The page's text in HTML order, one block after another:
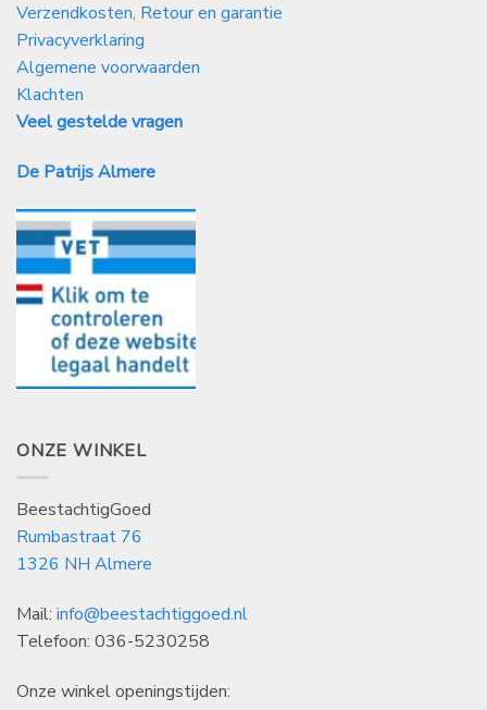
Verzendkosten, Retour en garantie
Privacyverklaring
Algemene voorwaarden
Klachten
Veel gestelde vragen
De Patrijs Almere
ONZE WINKEL
BeestachtigGoed
Rumbastraat 76
1326 NH Almere
Mail: info@beestachtiggoed.nl
Telefoon: 036-5230258
Onze winkel openingstijden: